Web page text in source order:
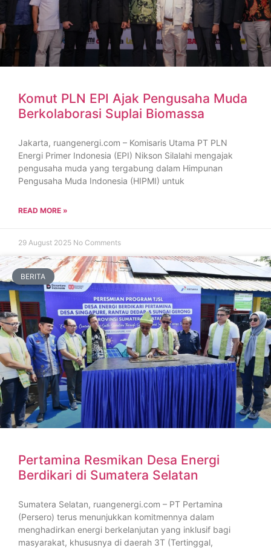
Komut PLN EPI Ajak Pengusaha Muda
Berkolaborasi Suplai Biomassa
Jakarta, ruangenergi.com – Komisaris Utama PT PLN
Energi Primer Indonesia (EPI) Nikson Silalahi mengajak
pengusaha muda yang tergabung dalam Himpunan
Pengusaha Muda Indonesia (HIPMI) untuk
READ MORE »
29 August 2025 No Comments
BERITA
Pertamina Resmikan Desa Energi
Berdikari di Sumatera Selatan
Sumatera Selatan, ruangenergi.com – PT Pertamina
(Persero) terus menunjukkan komitmennya dalam
menghadirkan energi berkelanjutan yang inklusif bagi
masyarakat, khususnya di daerah 3T (Tertinggal,